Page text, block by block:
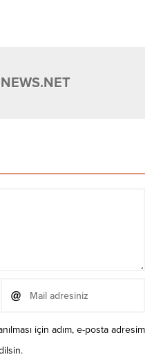
için adım, e-posta adresim